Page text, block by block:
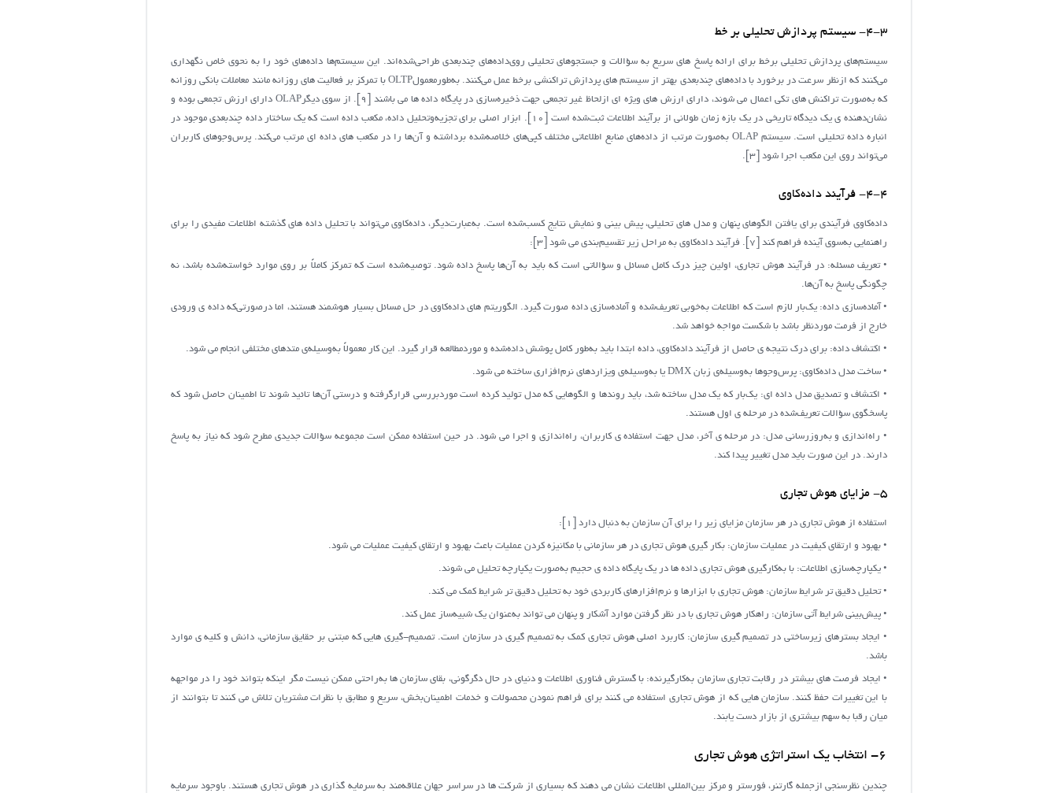
4-3- سیستم پردازش تحلیلی بر خط
سیستم‌های پردازش تحلیلی برخط برای ارائه پاسخ های سریع به سؤالات و جستجوهای تحلیلی روی‌داده‌های چندبعدی طراحی‌شده‌اند. این سیستم‌ها داده‌های خود را به نحوی خاص نگهداری
می‌کنند که ازنظر سرعت در برخورد با داده‌های چندبعدی بهتر از سیستم های پردازش تراکنشی برخط عمل می‌کنند. به‌طورمعمولOLTP با تمرکز بر فعالیت های روزانه مانند معاملات بانکی روزانه
که به‌صورت تراکنش های تکی اعمال می شوند، دارای ارزش های ویژه ای ازلحاظ غیر تجمعی جهت ذخیره‌سازی در پایگاه داده ها می باشند [9]. از سوی دیگرOLAP دارای ارزش تجمعی بوده و
نشان‌دهنده ی یک دیدگاه تاریخی در یک بازه زمان طولانی از برآیند اطلاعات ثبت‌شده است [10]. ابزار اصلی برای تجزیه‌وتحلیل داده، مکعب داده است که یک ساختار داده چندبعدی موجود در
انباره داده تحلیلی است. سیستم OLAP به‌صورت مرتب از داده‌های منابع اطلاعاتی مختلف کپی‌های خلاصه‌شده برداشته و آن‌ها را در مکعب های داده ای مرتب می‌کند. پرس‌وجوهای کاربران
می‌تواند روی این مکعب اجرا شود [3].
4-4- فرآیند داده‌کاوی
داده‌کاوی فرآیندی برای یافتن الگوهای پنهان و مدل های تحلیلی، پیش بینی و نمایش نتایج کسب‌شده است. به‌عبارت‌دیگر، داده‌کاوی می‌تواند با تحلیل داده های گذشته اطلاعات مفیدی را برای
راهنمایی به‌سوی آینده فراهم کند [7]. فرآیند داده‌کاوی به مراحل زیر تقسیم‌بندی می شود [3]:
• تعریف مسئله: در فرآیند هوش تجاری، اولین چیز درک کامل مسائل و سؤالاتی است که باید به آن‌ها پاسخ داده شود. توصیه‌شده است که تمرکز کاملاً بر روی موارد خواسته‌شده باشد، نه
چگونگی پاسخ به آن‌ها.
• آماده‌سازی داده: یک‌بار لازم است که اطلاعات به‌خوبی تعریف‌شده و آماده‌سازی داده صورت گیرد. الگوریتم های داده‌کاوی در حل مسائل بسیار هوشمند هستند، اما درصورتی‌که داده ی ورودی
خارج از فرمت موردنظر باشد با شکست مواجه خواهد شد.
• اکتشاف داده: برای درک نتیجه ی حاصل از فرآیند داده‌کاوی، داده ابتدا باید به‌طور کامل پوشش داده‌شده و موردمطالعه قرار گیرد. این کار معمولاً به‌وسیله‌ی متدهای مختلفی انجام می شود.
• ساخت مدل داده‌کاوی: پرس‌وجوها به‌وسیله‌ی زبان DMX یا به‌وسیله‌ی ویزاردهای نرم‌افزاری ساخته می شود.
• اکتشاف و تصدیق مدل داده ای: یک‌بار که یک مدل ساخته شد، باید روندها و الگوهایی که مدل تولید کرده است موردبررسی قرارگرفته و درستی آن‌ها تائید شوند تا اطمینان حاصل شود که
پاسخگوی سؤالات تعریف‌شده در مرحله ی اول هستند.
• راه‌اندازی و به‌روزرسانی مدل: در مرحله ی آخر، مدل جهت استفاده ی کاربران، راه‌اندازی و اجرا می شود. در حین استفاده ممکن است مجموعه سؤالات جدیدی مطرح شود که نیاز به پاسخ
دارند. در این صورت باید مدل تغییر پیدا کند.
5- مزایای هوش تجاری
استفاده از هوش تجاری در هر سازمان مزایای زیر را برای آن سازمان به دنبال دارد [1]:
• بهبود و ارتقای کیفیت در عملیات سازمان: بکار گیری هوش تجاری در هر سازمانی با مکانیزه کردن عملیات باعث بهبود و ارتقای کیفیت عملیات می شود.
• یکپارچه‌سازی اطلاعات: با به‌کارگیری هوش تجاری داده ها در یک پایگاه داده ی حجیم به‌صورت یکپارچه تحلیل می شوند.
• تحلیل دقیق تر شرایط سازمان: هوش تجاری با ابزارها و نرم‌افزارهای کاربردی خود به تحلیل دقیق تر شرایط کمک می کند.
• پیش‌بینی شرایط آتی سازمان: راهکار هوش تجاری با در نظر گرفتن موارد آشکار و پنهان می تواند به‌عنوان یک شبیه‌ساز عمل کند.
• ایجاد بسترهای زیرساختی در تصمیم گیری سازمان: کاربرد اصلی هوش تجاری کمک به تصمیم گیری در سازمان است. تصمیم-گیری هایی که مبتنی بر حقایق سازمانی، دانش و کلیه ی موارد
باشد.
• ایجاد فرصت های بیشتر در رقابت تجاری سازمان به‌کارگیرنده: با گسترش فناوری اطلاعات و دنیای در حال دگرگونی، بقای سازمان ها به‌راحتی ممکن نیست مگر اینکه بتواند خود را در مواجهه
با این تغییرات حفظ کنند. سازمان هایی که از هوش تجاری استفاده می کنند برای فراهم نمودن محصولات و خدمات اطمینان‌بخش، سریع و مطابق با نظرات مشتریان تلاش می کنند تا بتوانند از
میان رقبا به سهم بیشتری از بازار دست یابند.
6- انتخاب یک استراتژی هوش تجاری
چندین نظرسنجی ازجمله گارتنر، فورستر و مرکز بین‌المللی اطلاعات نشان می دهند که بسیاری از شرکت ها در سراسر جهان علاقه‌مند به سرمایه گذاری در هوش تجاری هستند. باوجود سرمایه